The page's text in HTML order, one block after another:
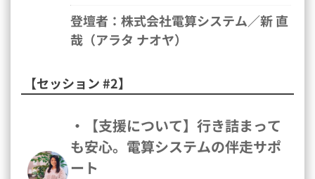
登壇者：株式会社電算システム／新 直
哉（アラタ ナオヤ）
【セッション #2】
・【支援について】行き詰まって
も安心。電算システムの伴走サポ
ート